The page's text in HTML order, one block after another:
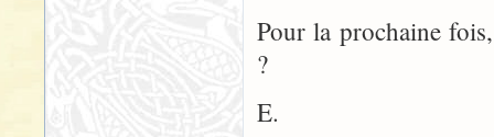
Pour la prochaine
?
E.